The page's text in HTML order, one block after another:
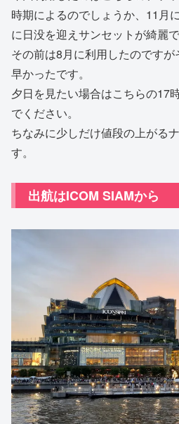
時期によるのでしょうか、11月
に日没を迎えサンセットが綺麗で
その前は8月に利用したのです
早かったです。
夕日を見たい場合はこちらの17
でください。
ちなみに少しだけ値段の上がる
す。
出航はICOM SIAMから